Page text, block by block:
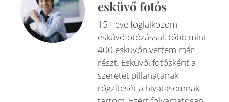
esküvő fotós
15+ éve foglalkozom
esküvőfotózással, több mint
400 esküvőn vettem már
részt. Esküvői fotósként a
szeretet pillanatának
rögzítését a hivatásomnak